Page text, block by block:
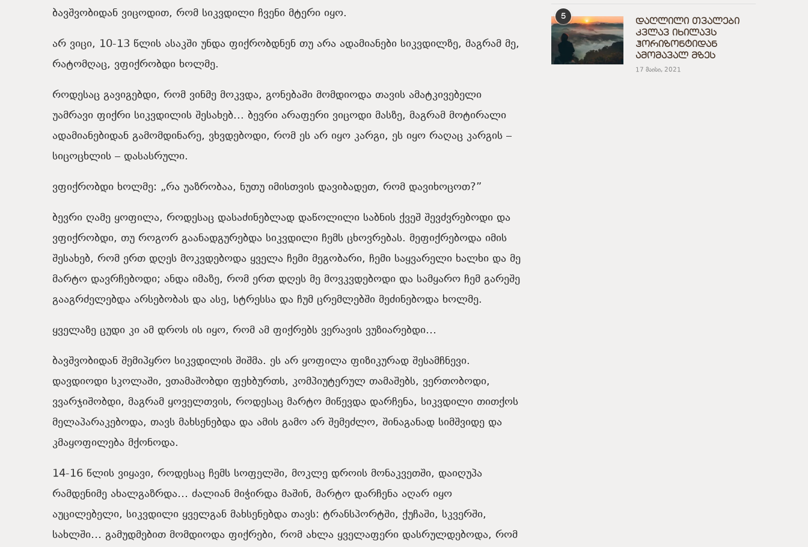
ბავშვობიდან ვიცოდით, რომ სიკვდილი ჩვენი მტერი იყო.
არ ვიცი, 10-13 წლის ასაკში უნდა ფიქრობდნენ თუ არა ადამიანები სიკვდილზე, მაგრამ მე,
რატომღაც, ვფიქრობდი ხოლმე.
როდესაც გავიგებდი, რომ ვინმე მოკვდა, გონებაში მომდიოდა თავის ამატკივებელი
უამრავი ფიქრი სიკვდილის შესახებ... ბევრი არაფერი ვიცოდი მასზე, მაგრამ მოტირალი
ადამიანებიდან გამომდინარე, ვხვდებოდი, რომ ეს არ იყო კარგი, ეს იყო რაღაც კარგის –
სიცოცხლის – დასასრული.
ვფიქრობდი ხოლმე: „რა უაზრობაა, ნუთუ იმისთვის დავიბადეთ, რომ დავიხოცოთ?”
ბევრი ღამე ყოფილა, როდესაც დასაძინებლად დაწოლილი საბნის ქვეშ შევძვრებოდი და
ვფიქრობდი, თუ როგორ გაანადგურებდა სიკვდილი ჩემს ცხოვრებას. მეფიქრებოდა იმის
შესახებ, რომ ერთ დღეს მოკვდებოდა ყველა ჩემი მეგობარი, ჩემი საყვარელი ხალხი და მე
მარტო დავრჩებოდი; ანდა იმაზე, რომ ერთ დღეს მე მოვკვდებოდი და სამყარო ჩემ გარეშე
გააგრძელებდა არსებობას და ასე, სტრესსა და ჩუმ ცრემლებში მეძინებოდა ხოლმე.
ყველაზე ცუდი კი ამ დროს ის იყო, რომ ამ ფიქრებს ვერავის ვუზიარებდი…
ბავშვობიდან შემიპყრო სიკვდილის შიშმა. ეს არ ყოფილა ფიზიკურად შესამჩნევი.
დავდიოდი სკოლაში, ვთამაშობდი ფეხბურთს, კომპიუტერულ თამაშებს, ვერთობოდი,
ვვარჯიშობდი, მაგრამ ყოველთვის, როდესაც მარტო მიწევდა დარჩენა, სიკვდილი თითქოს
მელაპარაკებოდა, თავს მახსენებდა და ამის გამო არ შემეძლო, შინაგანად სიმშვიდე და
კმაყოფილება მქონოდა.
14-16 წლის ვიყავი, როდესაც ჩემს სოფელში, მოკლე დროის მონაკვეთში, დაიღუპა
რამდენიმე ახალგაზრდა… ძალიან მიჭირდა მაშინ, მარტო დარჩენა აღარ იყო
აუცილებელი, სიკვდილი ყველგან მახსენებდა თავს: ტრანსპორტში, ქუჩაში, სკვერში,
სახლში… გამუდმებით მომდიოდა ფიქრები, რომ ახლა ყველაფერი დასრულდებოდა, რომ
5
დაღლილი თვალები
კვლავ იხილავს
ჰორიზონტიდან
ამომავალ მზეს
17 მაისი, 2021